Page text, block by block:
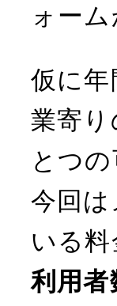
ォー
仮に
業寄
とつ
今回
いる
利用